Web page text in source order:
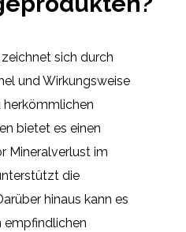
zeichnet sich durch
und Wirkungsweise
herkömmlichen
bietet es einen
Mineralverlust im
die
hinaus kann es
empfindlichen